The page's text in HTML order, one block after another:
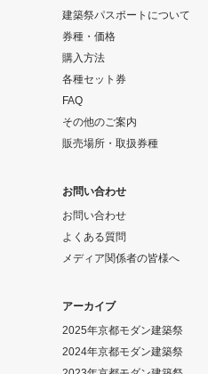
建築祭パスポートについて
券種・価格
購入方法
各種セット券
FAQ
その他のご案内
販売場所・取扱券種
お問い合わせ
お問い合わせ
よくある質問
メディア関係者の皆様へ
アーカイブ
2025年京都モダン建築祭
2024年京都モダン建築祭